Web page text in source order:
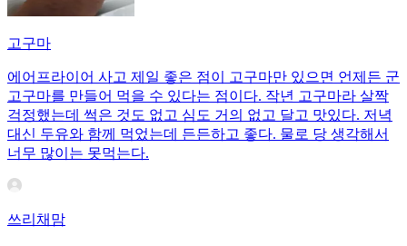
고구마
에어프라이어 사고 제일 좋은 점이 고구마만 있으면 언제든 군
고구마를 만들어 먹을 수 있다는 점이다. 작년 고구마라 살짝
걱정했는데 썩은 것도 없고 심도 거의 없고 달고 맛있다. 저녁
대신 두유와 함께 먹었는데 든든하고 좋다. 물로 당 생각해서
너무 많이는 못먹는다.
쓰리채맘